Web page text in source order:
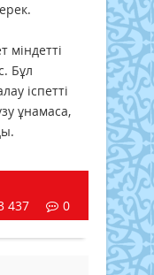
міндетті
Бұл
іспетті
ұнамаса,
437 0